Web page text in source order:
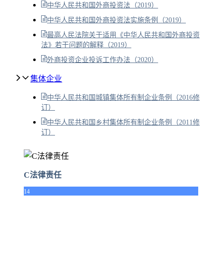
中华人民共和国外商投资法（2019）
中华人民共和国外商投资法实施条例（2019）
最高人民法院关于适用《中华人民共和国外商投资
法》若干问题的解释（2019）
外商投资企业投诉工作办法（2020）
集体企业
中华人民共和国城镇集体所有制企业条例（2016修
订）
中华人民共和国乡村集体所有制企业条例（2011修
订）
C法律责任
14